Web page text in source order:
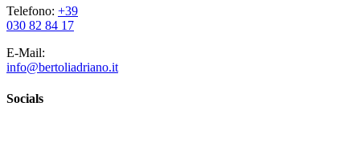
Telefono: +39
030 82 84 17
E-Mail:
info@bertoliadriano.it
Socials